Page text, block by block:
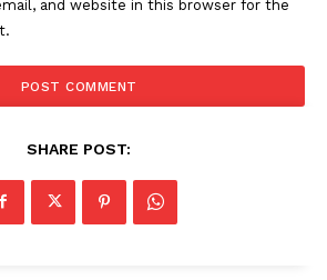
and website in this browser for the
SHARE POST: